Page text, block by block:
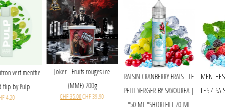
RAISIN CRANBERRY FRAIS - LE
PETIT VERGER BY SAVOUREA |
50 ML "SHORTFILL 70 ML"
Joker - Fruits rouges ice
(MMF) 200g
CHF35.00
Citron vert menthe
- le pod flip by Pulp